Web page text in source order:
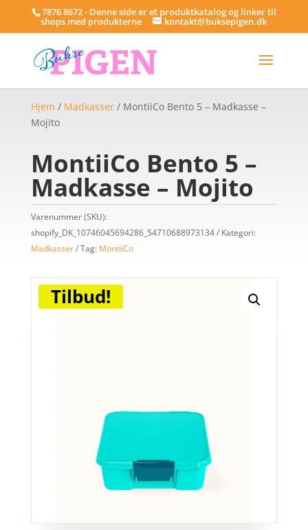
7876 8672 - Denne side er et produktkatalog og linker til
shops med produkterne kontakt@buksepigen.dk
Hjem / Madkasser/ MontiiCo Bento 5 – Madkasse –
Mojito
MontiiCo Bento 5 –
Madkasse – Mojito
Varenummer (SKU):
shopify_DK_10746045694286_54710688973134
Kategori:
Madkasser
Tag: MontiiCo
Tilbud!